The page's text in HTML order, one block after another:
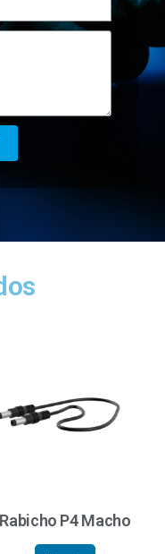
Rabicho P4 Macho